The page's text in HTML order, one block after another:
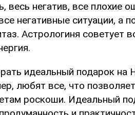
негатив, все плохие
негативные ситуации, а
Астрологиня советует
идеальный подарок на
любят все, что
роскоши. Идеальный